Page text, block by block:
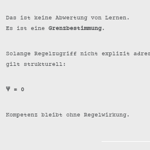
Das ist keine Abwertung von Lernen.
Es ist eine Grenzbestimmung.
Solange Regelzugriff nicht explizit
gilt strukturell:
Ψ = 0
Kompetenz bleibt ohne Regelwirkung.